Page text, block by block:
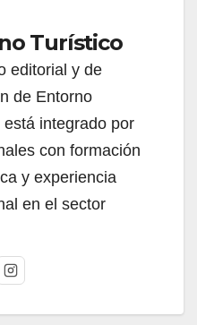
Turístico
editorial y de
de Entorno
está integrado por
con formación
y experiencia
en el sector